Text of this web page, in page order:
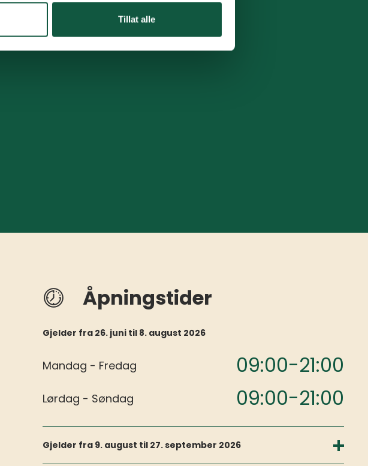
Tillat alle
Åpningstider
Gjelder fra 26. juni til 8. august 2026
Mandag - Fredag 09:00-21:00
Lørdag - Søndag 09:00-21:00
Gjelder fra 9. august til 27. september 2026